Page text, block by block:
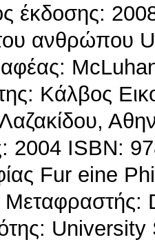
έκδοσης:
ανθρώπου
Κάλβος
2004 ISBN:
Fur eine